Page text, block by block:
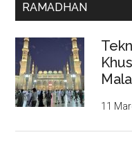
RAMADHAN
11